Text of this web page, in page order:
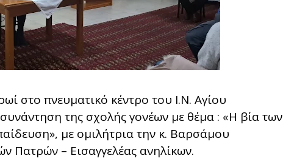
στο πνευματικό κέντρο του Ι.Ν. Αγίου
της σχολής γονέων με θέμα : «Η βία των
με ομιλήτρια την κ. Βαρσάμου
Πατρών – Εισαγγελέας ανηλίκων.